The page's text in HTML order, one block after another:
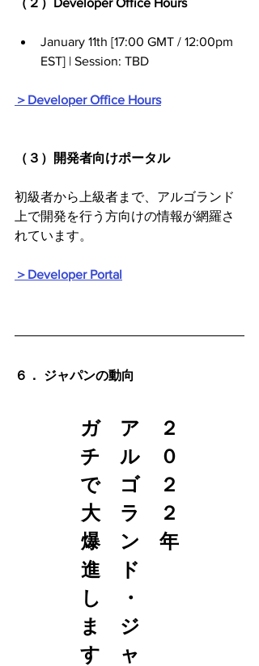
January 11th [17:00 GMT / 12:00pm
EST] | Session: TBD
＞Developer Office Hours
（３）開発者向けポータル
初級者から上級者まで、アルゴランド
上で開発を行う方向けの情報が網羅さ
れています。
＞Developer Portal
６． ジャパンの動向
ガ　ア　２
チ　ル　０
で　ゴ　２
大　ラ　２
爆　ン　年
進　ド
し　・
ま　ジ
す　ャ